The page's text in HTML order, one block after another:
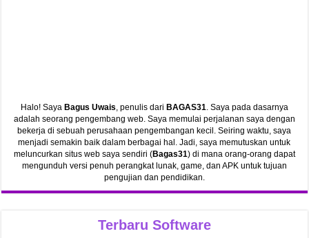
Halo! Saya Bagus Uwais , penulis dari BAGAS31 . Saya pada dasarnya
adalah seorang pengembang web. Saya memulai perjalanan saya dengan
bekerja di sebuah perusahaan pengembangan kecil. Seiring waktu, saya
menjadi semakin baik dalam berbagai hal. Jadi, saya memutuskan untuk
meluncurkan situs web saya sendiri (Bagas31) di mana orang-orang dapat
mengunduh versi penuh perangkat lunak, game, dan APK untuk tujuan
pengujian dan pendidikan.
Terbaru Software